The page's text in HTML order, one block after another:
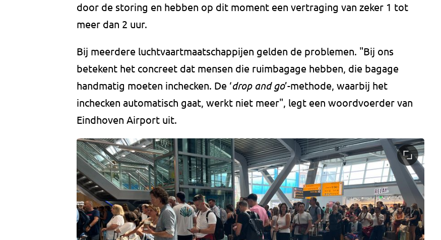
door de storing en hebben op dit moment een vertraging van zeker 1 tot
meer dan 2 uur.
Bij meerdere luchtvaartmaatschappijen gelden de problemen. "Bij ons
betekent het concreet dat mensen die ruimbagage hebben, die bagage
handmatig moeten inchecken. De ‘drop and go’-methode, waarbij het
inchecken automatisch gaat, werkt niet meer", legt een woordvoerder van
Eindhoven Airport uit.